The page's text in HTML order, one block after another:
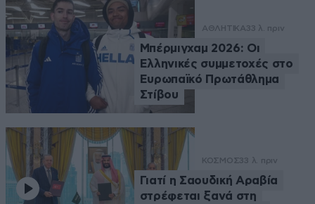
ΑΘΛΗΤΙΚΑ33 λ. πριν
Μπέρμιγχαμ 2026: Οι
Ελληνικές συμμετοχές στο
Ευρωπαϊκό Πρωτάθλημα
Στίβου
ΚΟΣΜΟΣ33 λ. πριν
Γιατί η Σαουδική Αραβία
στρέφεται ξανά στη